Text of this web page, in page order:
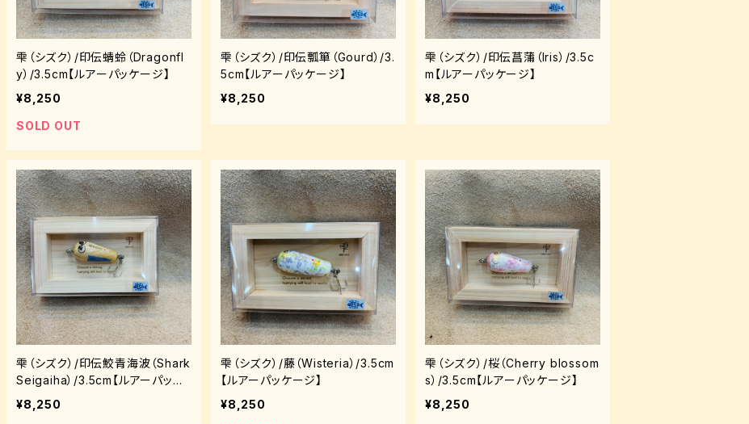
雫（シズク）/印伝蜻蛉（Dragonfl
y）/3.5cm【ルアーパッケージ】
¥8,250
SOLD OUT
雫（シズク）/印伝瓢箪（Gourd）/3.
5cm【ルアーパッケージ】
¥8,250
雫（シズク）/印伝菖蒲（Iris）/3.5c
m【ルアーパッケージ】
¥8,250
雫（シズク）/印伝鮫青海波（Shark
Seigaiha）/3.5cm【ルアーパッケ
ージ】
¥8,250
雫（シズク）/藤（Wisteria）/3.5cm
【ルアーパッケージ】
¥8,250
雫（シズク）/桜（Cherry blossom
s）/3.5cm【ルアーパッケージ】
¥8,250